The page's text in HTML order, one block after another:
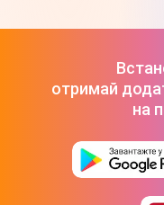
отримай
на